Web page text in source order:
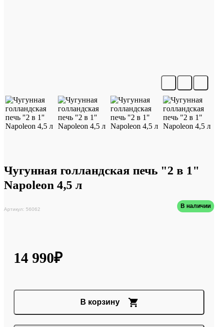
Чугунная голландская печь "2 в 1"
Napoleon 4,5 л
Артикул: 56062 В наличии
14 990₽
В корзину